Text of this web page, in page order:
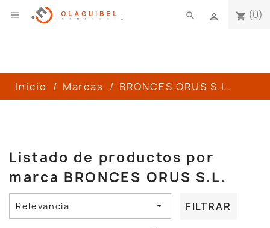
 shopping_cart (0)

search
Inicio Marcas BRONCES ORUS S.L.
Listado de productos por
marca BRONCES ORUS S.L.
Relevancia  FILTRAR